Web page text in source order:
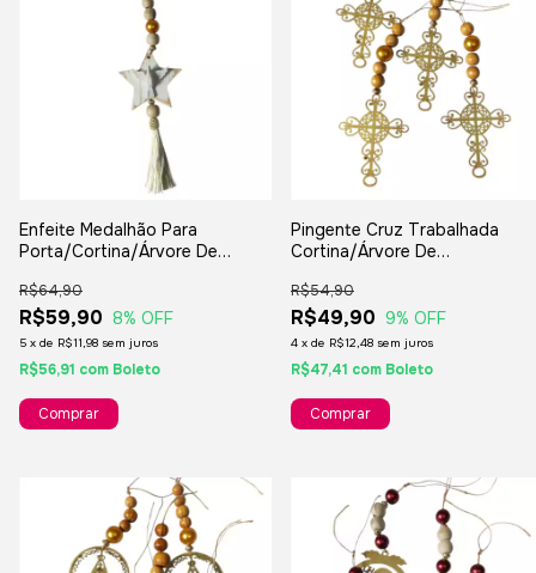
Enfeite Medalhão Para
Porta/Cortina/Árvore De
R$59,90
R$64,90
8% OFF
5 x de R$11,98 sem juros
R$56,91 com Boleto
Pingente Cruz Trabalhada
Cortina/Árvore De
- 4 Unidades
R$49,90
R$54,90
9% OFF
4 x de R$12,48 sem juros
R$47,41 com Boleto